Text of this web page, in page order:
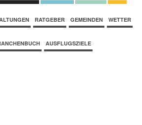
RATGEBER GEMEINDEN WETTER
AUSFLUGSZIELE